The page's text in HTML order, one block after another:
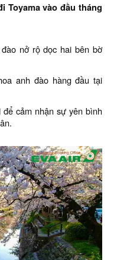
Toyama vào đầu tháng
nở rộ dọc hai bên bờ
anh đào hàng đầu tại
cảm nhận sự yên bình